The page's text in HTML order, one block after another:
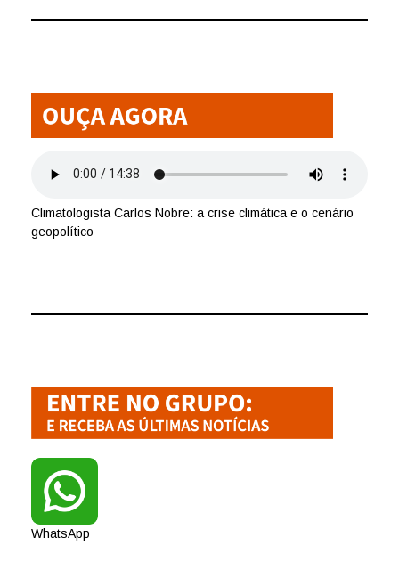
Climatologista Carlos Nobre: a crise climática e o cenário
geopolítico
WhatsApp